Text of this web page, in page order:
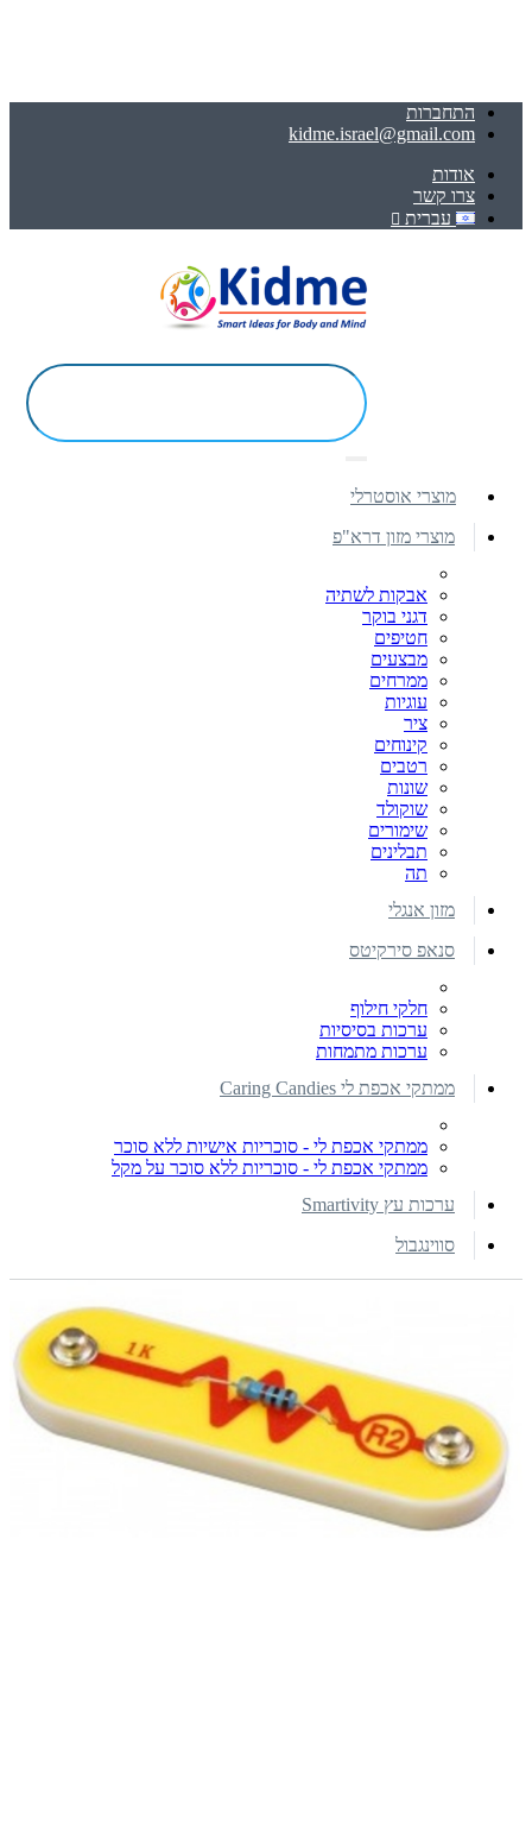
התחברות
kidme.israel@gmail.com
אודות
צרו קשר
עברית
מוצרי אוסטרלי
מוצרי מזון דרא"פ
אבקות לשתיה
דגני בוקר
חטיפים
מבצעים
ממרחים
עוגיות
ציר
קינוחים
רטבים
שונות
שוקולד
שימורים
תבלינים
תה
מזון אנגלי
סנאפ סירקיטס
חלקי חילוף
ערכות בסיסיות
ערכות מתמחות
ממתקי אכפת לי Caring Candies
ממתקי אכפת לי - סוכריות אישיות ללא סוכר
ממתקי אכפת לי - סוכריות ללא סוכר על מקל
ערכות עץ Smartivity
סווינגבול